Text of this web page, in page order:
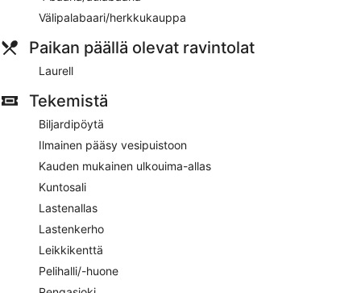
Välipalabaari/herkkukauppa
Paikan päällä olevat ravintolat
Laurell
Tekemistä
Biljardipöytä
Ilmainen pääsy vesipuistoon
Kauden mukainen ulkouima-allas
Kuntosali
Lastenallas
Lastenkerho
Leikkikenttä
Pelihalli/-huone